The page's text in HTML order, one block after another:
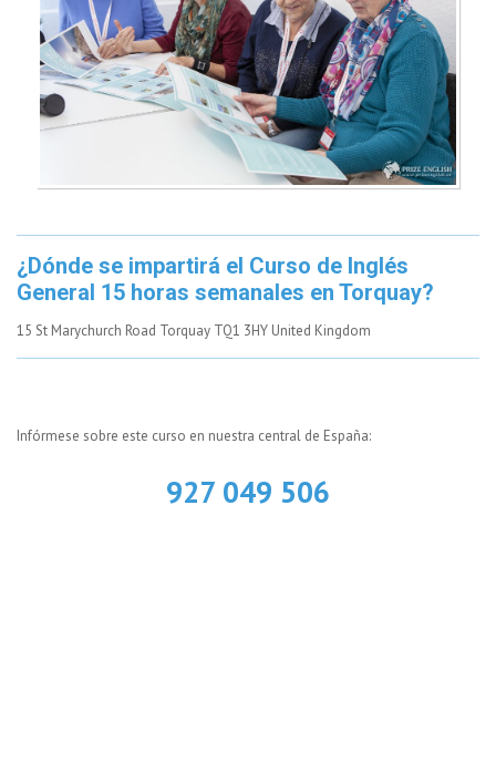
¿Dónde se impartirá el Curso de Inglés
General 15 horas semanales en Torquay?
15 St Marychurch Road Torquay TQ1 3HY United Kingdom
Infórmese sobre este curso en nuestra central de España:
927 049 506